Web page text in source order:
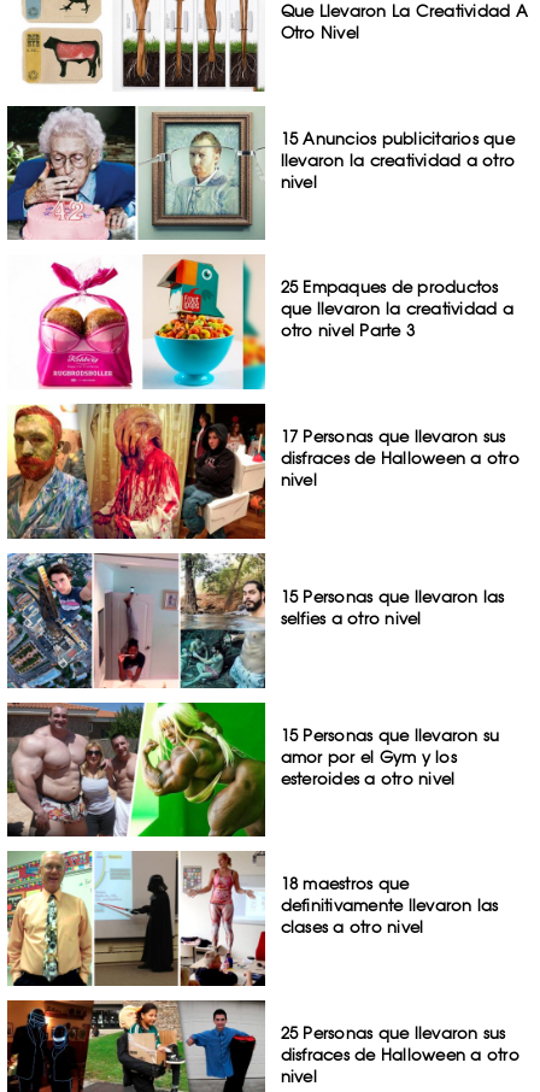
Que Llevaron La Creatividad A
Otro Nivel
15 Anuncios publicitarios que
llevaron la creatividad a otro
nivel
25 Empaques de productos
que llevaron la creatividad a
otro nivel Parte 3
17 Personas que llevaron sus
disfraces de Halloween a otro
nivel
15 Personas que llevaron las
selfies a otro nivel
15 Personas que llevaron su
amor por el Gym y los
esteroides a otro nivel
18 maestros que
definitivamente llevaron las
clases a otro nivel
25 Personas que llevaron sus
disfraces de Halloween a otro
nivel